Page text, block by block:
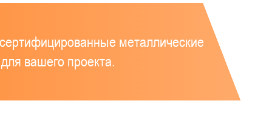
металлические
вашего проекта.